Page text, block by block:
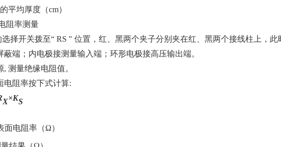
平均厚度（cm）
阻率测量
择开关拨至“ RS " 位置，红、黑两个夹子分别夹在红、黑两个接线柱上，
端；内电极接测量输入端；环形电极接高压输出端。
, 测量绝缘电阻值。
电阻率按下式计算:
X×KS
面电阻率（Ω）